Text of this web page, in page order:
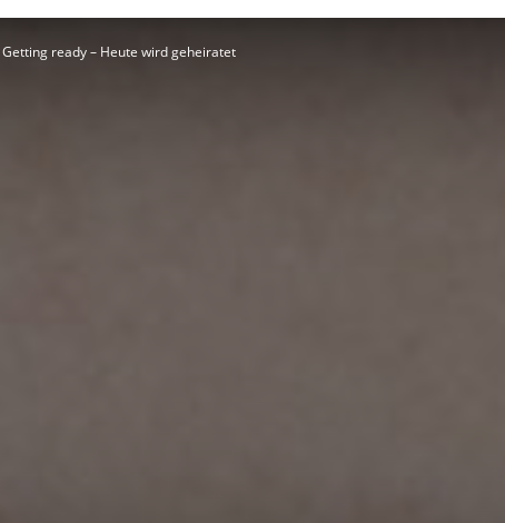
Getting ready – Heute wird geheiratet